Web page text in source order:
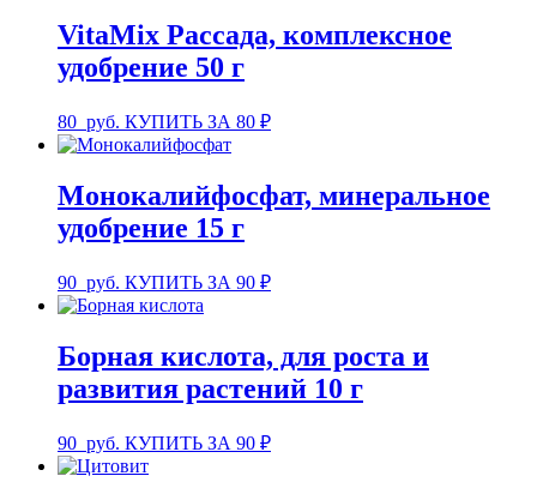
VitaMix Рассада, комплексное
удобрение 50 г
80 руб. КУПИТЬ ЗА 80 ₽
Монокалийфосфат, минеральное
удобрение 15 г
90 руб. КУПИТЬ ЗА 90 ₽
Борная кислота, для роста и
развития растений 10 г
90 руб. КУПИТЬ ЗА 90 ₽